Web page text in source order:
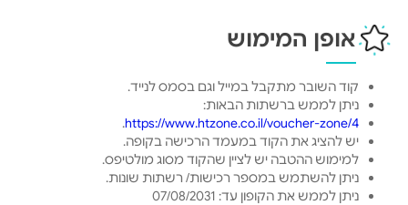
אופן המימוש
קוד השובר מתקבל במייל וגם בסמס לנייד.
ניתן לממש ברשתות הבאות:
https://www.htzone.co.il/voucher-zone/4
.
יש להציג את הקוד במעמד הרכישה בקופה.
למימוש ההטבה יש לציין שהקוד מסוג מולטיפס.
ניתן להשתמש במספר רכישות/ רשתות שונות.
ניתן לממש את הקופון עד: 07/08/2031